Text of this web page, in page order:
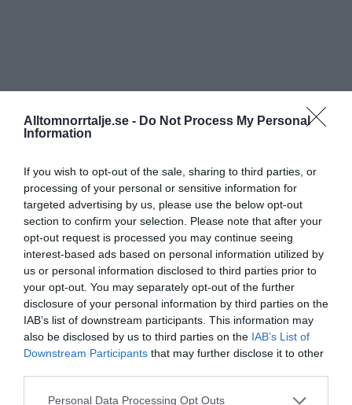
Alltomnorrtalje.se - Do Not Process My Personal
Information
If you wish to opt-out of the sale, sharing to third parties, or
processing of your personal or sensitive information for
targeted advertising by us, please use the below opt-out
section to confirm your selection. Please note that after your
opt-out request is processed you may continue seeing
interest-based ads based on personal information utilized by
us or personal information disclosed to third parties prior to
your opt-out. You may separately opt-out of the further
disclosure of your personal information by third parties on the
IAB’s list of downstream participants. This information may
also be disclosed by us to third parties on the IAB’s List of
Downstream Participants that may further disclose it to other
Personal Data Processing Opt Outs